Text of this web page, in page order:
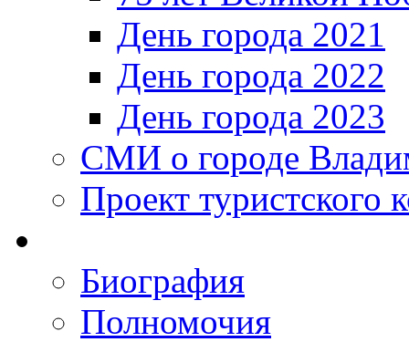
День города 2021
День города 2022
День города 2023
СМИ о городе
Проект туристского
Биография
Полномочия